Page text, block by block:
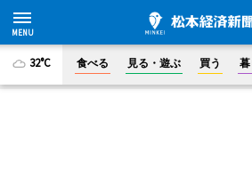
32°C 食べる 見る・遊ぶ 買う 暮